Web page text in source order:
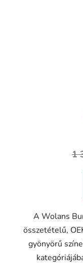
1
A Wolans
összetételű,
gyönyörű